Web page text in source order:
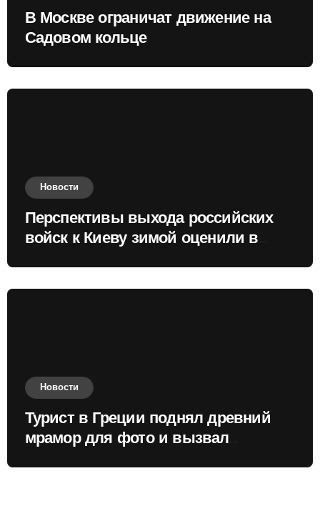
В Москве ограничат движение на
Садовом кольце
Новости
Перспективы выхода российских
войск к Киеву зимой оценили в
Новости
Турист в Греции поднял древний
мрамор для фото и вызвал